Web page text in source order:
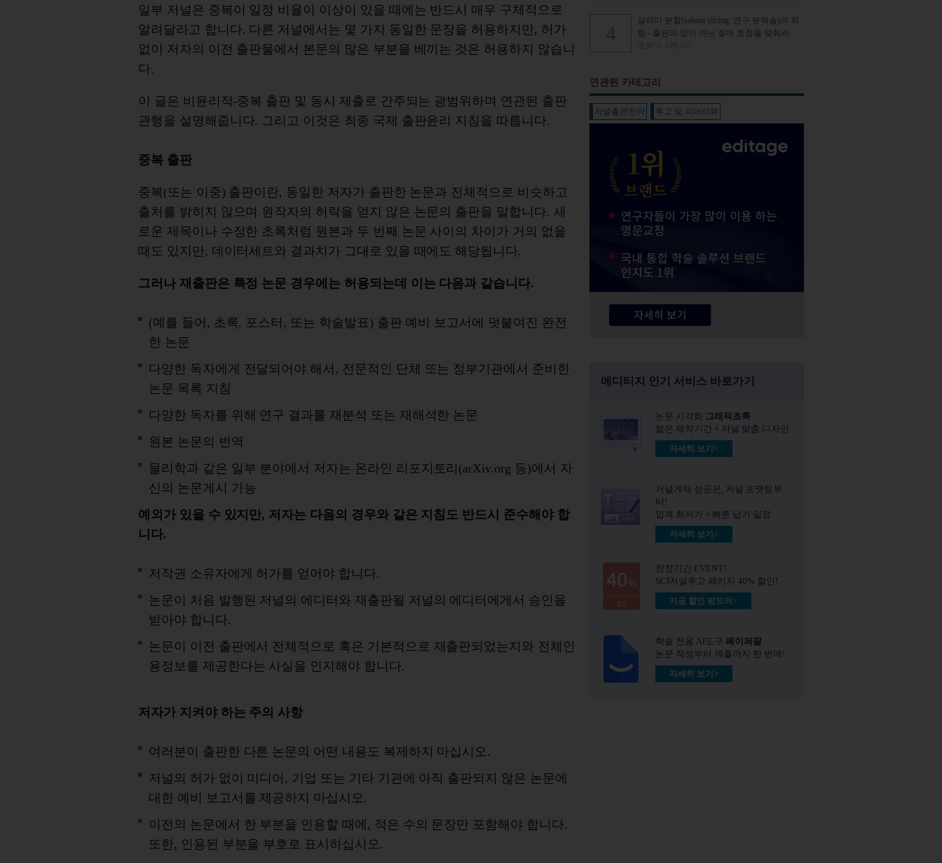
일부 저널은 중복이 일정 비율이 이상이 있을 때에는 반드시 매우 구체적으로
알려달라고 합니다. 다른 저널에서는 몇 가지 동일한 문장을 허용하지만, 허가
없이 저자의 이전 출판물에서 본문의 많은 부분을 베끼는 것은 허용하지 않습니
다.
이 글은 비윤리적-중복 출판 및 동시 제출로 간주되는 광범위하며 연관된 출판
관행을 설명해줍니다. 그리고 이것은 최종 국제 출판윤리 지침을 따릅니다.
중복 출판
중복(또는 이중) 출판이란, 동일한 저자가 출판한 논문과 전체적으로 비슷하고
출처를 밝히지 않으며 원작자의 허락을 얻지 않은 논문의 출판을 말합니다. 새
로운 제목이나 수정한 초록처럼 원본과 두 번째 논문 사이의 차이가 거의 없을
때도 있지만, 데이터세트와 결과치가 그대로 있을 때에도 해당됩니다.
그러나 재출판은 특정 논문 경우에는 허용되는데 이는 다음과 같습니다.
(예를 들어, 초록, 포스터, 또는 학술발표) 출판 예비 보고서에 덧붙여진 완전
한 논문
다양한 독자에게 전달되어야 해서, 전문적인 단체 또는 정부기관에서 준비한
논문 목록 지침
다양한 독자를 위해 연구 결과를 재분석 또는 재해석한 논문
원본 논문의 번역
물리학과 같은 일부 분야에서 저자는 온라인 리포지토리(arXiv.org 등)에서 자
신의 논문게시 가능
예외가 있을 수 있지만, 저자는 다음의 경우와 같은 지침도 반드시 준수해야 합
니다.
저작권 소유자에게 허가를 얻어야 합니다.
논문이 처음 발행된 저널의 에디터와 재출판될 저널의 에디터에게서 승인을
받아야 합니다.
논문이 이전 출판에서 전체적으로 혹은 기본적으로 재출판되었는지와 전체인
용정보를 제공한다는 사실을 인지해야 합니다.
저자가 지켜야 하는 주의 사항
여러분이 출판한 다른 논문의 어떤 내용도 복제하지 마십시오.
저널의 허가 없이 미디어, 기업 또는 기타 기관에 아직 출판되지 않은 논문에
대한 예비 보고서를 제공하지 마십시오.
이전의 논문에서 한 부분을 인용할 때에, 적은 수의 문장만 포함해야 합니다.
또한, 인용된 부분을 부호로 표시하십시오.
살라미 분할(salami slicing: 연구 분책술)의 위
험 - 출판의 양이 아닌 질에 초점을 맞춰라
연관된 카테고리
저널출판전략 투고 및 피어리뷰
에디티지 인기 서비스 바로가기
논문 시각화 그래픽초록​
짧은 제작기간 + 저널 맞춤 디자인
자세히 보기>
저널게재 성공은, 저널 포맷팅부
터!
업계 최저가 + 빠른 납기 일정
자세히 보기>
한정기간 EVENT!
SCI저널투고 패키지 40% 할인!
지금 할인 받으러>
학술 전용 AI도구 페이퍼팔
논문 작성부터 제출까지 한 번에!
자세히 보기>